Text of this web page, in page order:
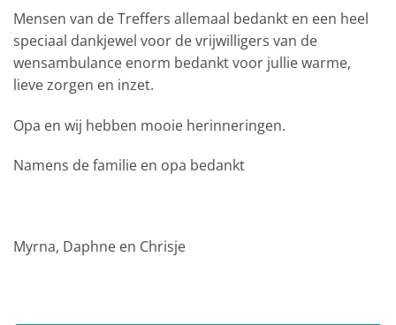
Mensen van de Treffers allemaal bedankt en een heel
speciaal dankjewel voor de vrijwilligers van de
wensambulance enorm bedankt voor jullie warme,
lieve zorgen en inzet.
Opa en wij hebben mooie herinneringen.
Namens de familie en opa bedankt
Myrna, Daphne en Chrisje